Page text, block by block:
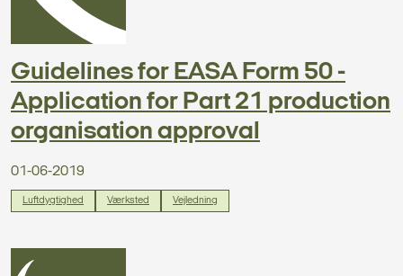
Guidelines for EASA Form 50 -
Application for Part 21 production
organisation approval
01-06-2019
Luftdygtighed Værksted Vejledning